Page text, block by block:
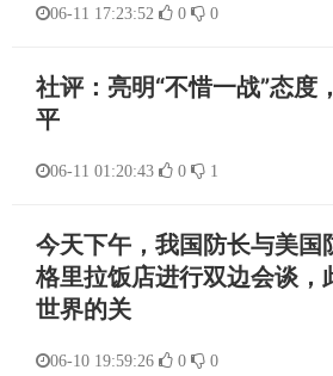
06-11 17:23:52 0 0
社评：亮明“不惜一战”态度
平
06-11 01:20:43 0 1
今天下午，我国防长与美国
格里拉饭店进行双边会谈，
世界的关
06-10 19:59:26 0 0